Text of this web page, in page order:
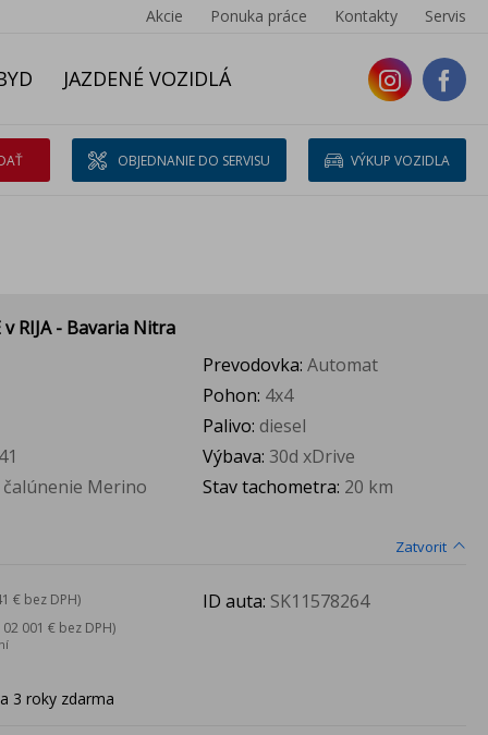
Akcie Ponuka práce Kontakty Servis
JAZDENÉ VOZIDLÁ
OBJEDNANIE DO SERVISU VÝKUP VOZIDLA
v RIJA - Bavaria Nitra
Prevodovka: Automat
Pohon: 4x4
Palivo: diesel
Merino
Výbava: 30d xDrive
Stav tachometra: 20 km
Zatvorit
€ bez DPH)
001 € bez DPH)
3 roky zdarma
ID auta: SK11578264